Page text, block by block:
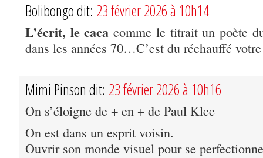
Bolibongo dit: 23 février 2026 à 10h14
L’écrit, le caca comme le titrait un poète
dans les années 70…C’est du réchauffé
Mimi Pinson dit: 23 février 2026 à 10h16
On s’éloigne de + en + de Paul Klee
On est dans un esprit voisin.
Ouvrir son monde visuel pour se